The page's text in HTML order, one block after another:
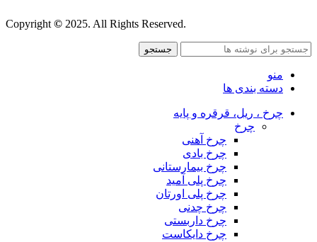
Copyright© 2025. All Rights Reserved.
جستجو
منو
دسته بندی ها
چرخ ، ریل، قرقره و پایه
چرخ
چرخ آهنی
چرخ بادی
چرخ بیمارستانی
چرخ پلی آمید
چرخ پلی اورتان
چرخ چدنی
چرخ داربستی
چرخ دایکاست